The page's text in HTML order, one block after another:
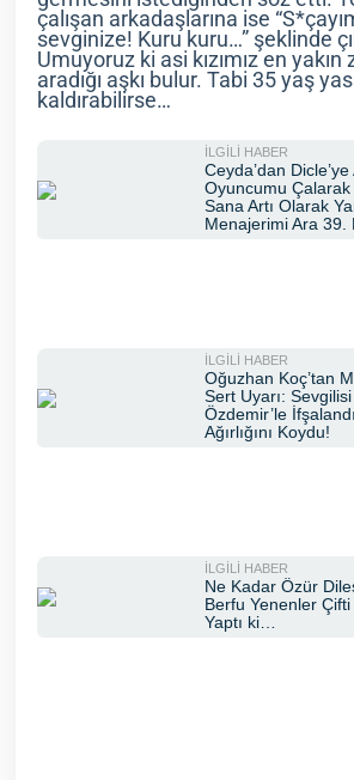
çalışan arkadaşlarına ise
sevginize! Kuru kuru…” şeklinde
Umuyoruz ki asi kızımız en
aradığı aşkı bulur. Tabi 35 yaş
kaldırabilirse…